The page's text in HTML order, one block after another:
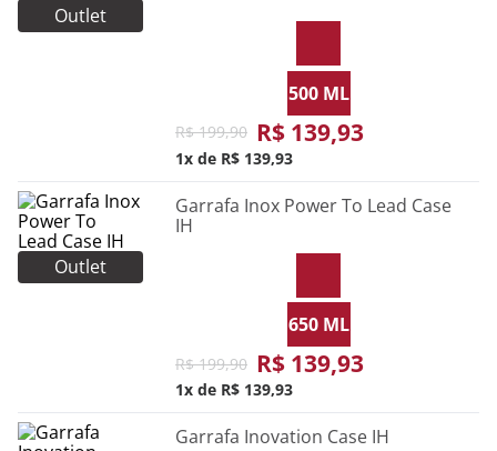
Outlet
500 ML
R$ 199,90 R$ 139,93
1 R$ 139,93
Outlet
Garrafa Inox Power To Lead Case
IH
650 ML
R$ 199,90 R$ 139,93
1 R$ 139,93
Garrafa Inovation Case IH